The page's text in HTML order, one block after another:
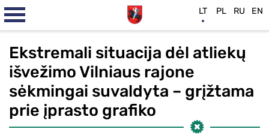
Ekstremali situacija dėl atliekų
išvežimo Vilniaus rajone
sėkmingai suvaldyta – grįžtama
prie įprasto grafiko
LT PL RU EN